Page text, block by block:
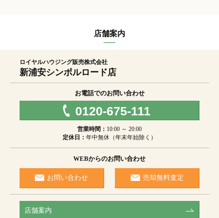
店舗案内
ロイヤルハウジング販売株式会社
新浦安シンボルロード店
お電話でのお問い合わせ
0120-675-111
営業時間： 10:00 ～ 20:00
定休日： 年中無休（年末年始除く）
WEBからのお問い合わせ
お問い合わせ 売却無料査定
店舗案内